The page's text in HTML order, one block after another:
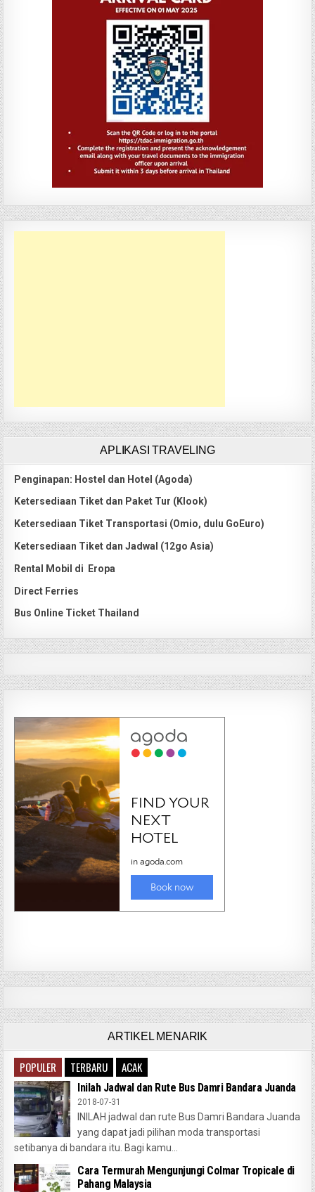
APLIKASI TRAVELING
Penginapan: Hostel dan Hotel (Agoda)
Ketersediaan Tiket dan Paket Tur (Klook)
Ketersediaan Tiket Transportasi (Omio, dulu GoEuro)
Ketersediaan Tiket dan Jadwal (12go Asia)
Rental Mobil di Eropa
Direct Ferries
Bus Online Ticket Thailand
ARTIKEL MENARIK
POPULER TERBARU ACAK
Inilah Jadwal dan Rute Bus Damri Bandara Juanda
2018-07-31
INILAH jadwal dan rute Bus Damri Bandara Juanda
yang dapat jadi pilihan moda transportasi
setibanya di bandara itu. Bagi kamu...
Cara Termurah Mengunjungi Colmar Tropicale di
Pahang Malaysia